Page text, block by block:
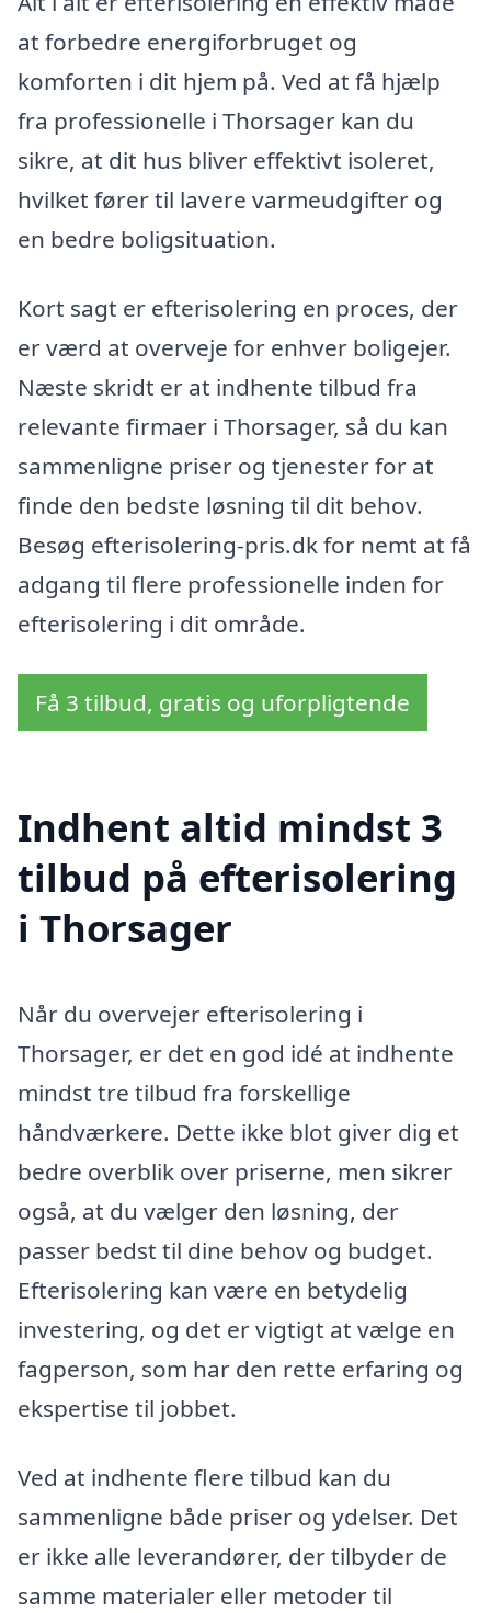
at forbedre energiforbruget og
komforten i dit hjem på. Ved at få hjælp
fra professionelle i Thorsager kan du
sikre, at dit hus bliver effektivt isoleret,
hvilket fører til lavere varmeudgifter og
en bedre boligsituation.
Kort sagt er efterisolering en proces, der
er værd at overveje for enhver boligejer.
Næste skridt er at indhente tilbud fra
relevante firmaer i Thorsager, så du kan
sammenligne priser og tjenester for at
finde den bedste løsning til dit behov.
Besøg efterisolering-pris.dk for nemt at få
adgang til flere professionelle inden for
efterisolering i dit område.
Få 3 tilbud, gratis og uforpligtende
Indhent altid mindst 3
tilbud på efterisolering
i Thorsager
Når du overvejer efterisolering i
Thorsager, er det en god idé at indhente
mindst tre tilbud fra forskellige
håndværkere. Dette ikke blot giver dig et
bedre overblik over priserne, men sikrer
også, at du vælger den løsning, der
passer bedst til dine behov og budget.
Efterisolering kan være en betydelig
investering, og det er vigtigt at vælge en
fagperson, som har den rette erfaring og
ekspertise til jobbet.
Ved at indhente flere tilbud kan du
sammenligne både priser og ydelser. Det
er ikke alle leverandører, der tilbyder de
samme materialer eller metoder til